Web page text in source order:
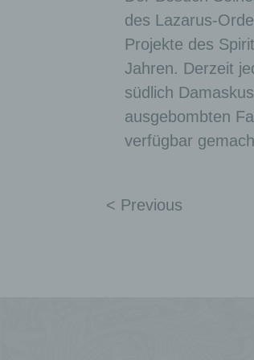
des Lazarus-
Projekte des
Jahren. Derzeit
südlich
ausgebombten
verfügbar
< Previous